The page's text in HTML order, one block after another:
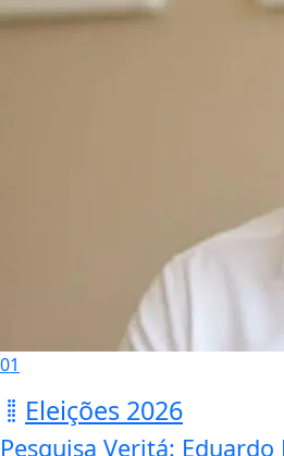
01
Eleições 2026
Pesquisa Veritá: